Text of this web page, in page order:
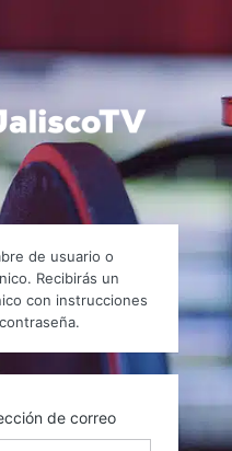
https://
de usuario o
Recibirás un
con instrucciones
de correo